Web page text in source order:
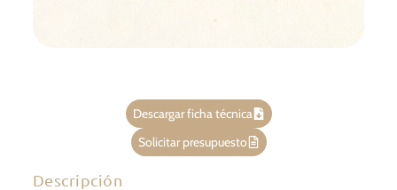
Descargar ficha técnica
Solicitar presupuesto
Descripción